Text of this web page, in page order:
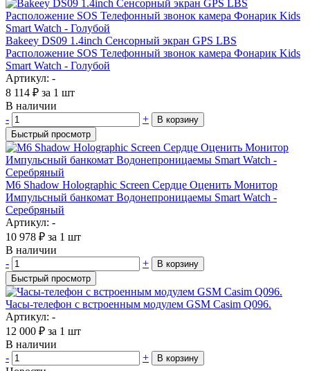
Bakeey DS09 1.4inch Сенсорный экран GPS LBS
Расположение SOS Телефонный звонок камера Фонарик Kids
Smart Watch - Голубой
Артикул: -
8 114 ₽ за 1 шт
В наличии
-
+
В корзину
Быстрый просмотр
M6 Shadow Holographic Screen Сердце Оценить Монитор
Импульсный банкомат Водонепроницаемы Smart Watch -
Серебряный
Артикул: -
10 978 ₽ за 1 шт
В наличии
-
+
В корзину
Быстрый просмотр
Часы-телефон с встроенным модулем GSM Casim Q096.
Артикул: -
12 000 ₽ за 1 шт
В наличии
-
+ В корзину